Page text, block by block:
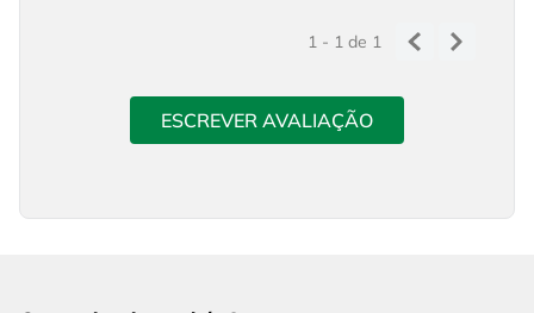
1 - 1de 1
ESCREVER AVALIAÇÃO